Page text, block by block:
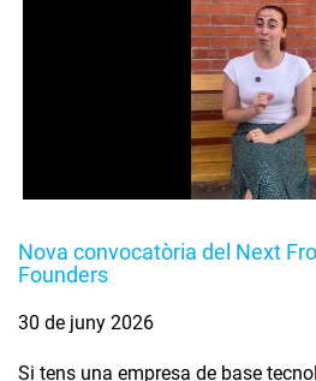
Nova convocatòria del Next
Founders
30 de juny 2026
Si tens una empresa de base